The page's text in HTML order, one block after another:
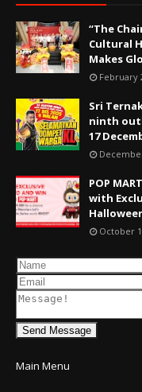
“The
Cultural
Makes
February
Sri
ninth
17
POP
with
October
Send Message
Main Menu